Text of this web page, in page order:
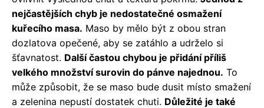
nejčastějších chyb je nedostatečné osmažení
kuřecího masa. Maso by mělo být z obou stran
dozlatova opečené, aby se zatáhlo a udrželo si
šťavnatost. Další častou chybou je přidání příliš
velkého množství surovin do pánve najednou. To
může způsobit, že se maso bude dusit místo smažení
a zelenina nepustí dostatek chuti. Důležité je také